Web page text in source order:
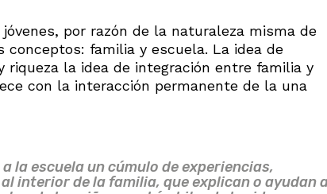
por razón de la naturaleza misma de
familia y escuela. La idea de
la idea de integración entre familia y
con la interacción permanente de la una
la escuela un cúmulo de experiencias,
interior de la familia, que explican o ayudan